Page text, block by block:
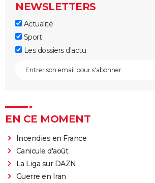
NEWSLETTERS
Actualité
Sport
Les dossiers d'actu
EN CE MOMENT
Incendies en France
Canicule d'août
La Liga sur DAZN
Guerre en Iran